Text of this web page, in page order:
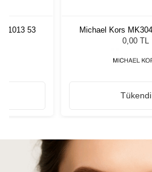
1013 53
Michael Kors
0,00 TL
Tükendi